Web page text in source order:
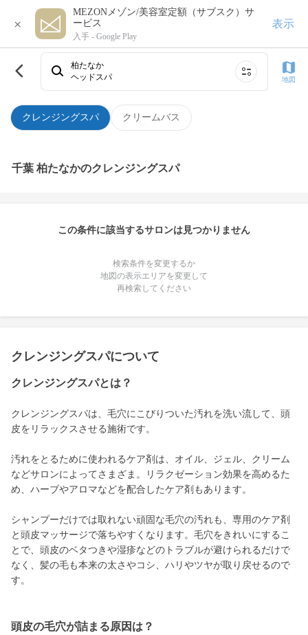
×
MEZONメゾン/美容室定額（サブスク）サ
ービス
入手 - Google Play
表示
クレンジングスパ クリームバス
柏たなか
ヘッドスパ
地図
千葉 柏たなかのクレンジングスパ
この条件に該当するサロンは見つかりません
検索条件を変更するか
地図の表示エリアを変更して
再検索してください
クレンジングスパについて
クレンジングスパとは？
クレンジングスパは、毛穴にこびりついた汚れを洗い流して、頭
皮をリラックスさせる施術です。
汚れをとるために使われるケア剤は、オイル、ジェル、クリーム
などサロンによってさまざま。リラクゼーション効果を高めるた
め、ハーブやアロマなどを配合したケア剤もあります。
シャンプーだけでは取れない頑固な毛穴の汚れも、専用のケア剤
と頭皮マッサージで落ちやすくなります。毛穴をきれいにするこ
とで、頭皮のベタつきや湿疹などのトラブルが避けられるだけで
なく、髪の毛も本来の太さやコシ、ハリやツヤが取り戻せるので
す。
頭皮の毛穴が詰まる原因は？